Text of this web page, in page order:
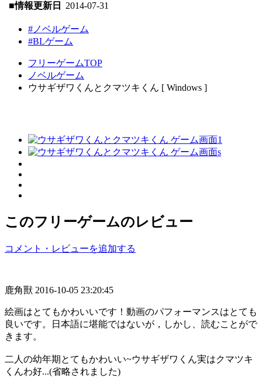
■情報更新日 2014-07-31
#ノベルゲーム
#BLゲーム
フリーゲームTOP
ノベルゲーム
ウサギザワくんとクマツキくん [ Windows ]
このフリーゲームのレビュー
コメント・レビューを追加する
鹿角獸 2016-10-05 23:20:45
絵画はとてもかわいいです！動画のパフォーマンスはとても
良いです。日本語に堪能ではないが，しかし、読むことがで
きます。
二人の幼年期とてもかわいい~ウサギザワくん実はクマツキ
くんわ好...(省略されました)